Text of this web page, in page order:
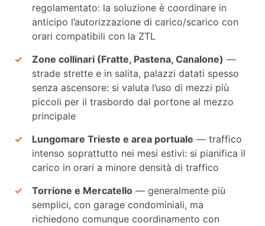
regolamentato: la soluzione è coordinare in
anticipo l’autorizzazione di carico/scarico con
orari compatibili con la ZTL
Zone collinari (Fratte, Pastena, Canalone) —
strade strette e in salita, palazzi datati spesso
senza ascensore: si valuta l’uso di mezzi più
piccoli per il trasbordo dal portone al mezzo
principale
Lungomare Trieste e area portuale — traffico
intenso soprattutto nei mesi estivi: si pianifica il
carico in orari a minore densità di traffico
Torrione e Mercatello — generalmente più
semplici, con garage condominiali, ma
richiedono comunque coordinamento con